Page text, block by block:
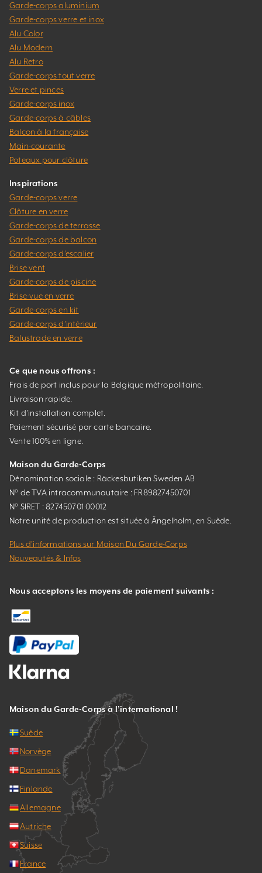
Garde-corps aluminium
Garde-corps verre et inox
Alu Color
Alu Modern
Alu Retro
Garde-corps tout verre
Verre et pinces
Garde-corps inox
Garde-corps à câbles
Balcon à la française
Main-courante
Poteaux pour clôture
Inspirations
Garde-corps verre
Clôture en verre
Garde-corps de terrasse
Garde-corps de balcon
Garde-corps d’escalier
Brise vent
Garde-corps de piscine
Brise-vue en verre
Garde-corps en kit
Garde-corps d’intérieur
Balustrade en verre
Ce que nous offrons :
Frais de port inclus pour la Belgique métropolitaine.
Livraison rapide.
Kit d’installation complet.
Paiement sécurisé par carte bancaire.
Vente 100% en ligne.
Maison du Garde-Corps
Dénomination sociale : Räckesbutiken Sweden AB
N° de TVA intracommunautaire : FR89827450701
N° SIRET : 827450701 00012
Notre unité de production est située à Ängelholm, en Suède.
Plus d’informations sur Maison Du Garde-Corps
Nouveautés & Infos
Nous acceptons les moyens de paiement suivants :
Maison du Garde-Corps à l’international !
Suède
Norvège
Danemark
Finlande
Allemagne
Autriche
Suisse
France